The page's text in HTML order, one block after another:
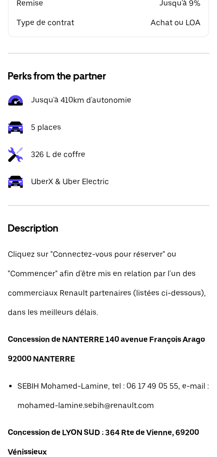
Remise Jusqu'à 9%
Type de contrat Achat ou LOA
Perks from the partner
Jusqu'à 410km d'autonomie
5 places
326 L de coffre
UberX & Uber Electric
Description
Cliquez sur "Connectez-vous pour réserver" ou
"Commencer" afin d'être mis en relation par l'un des
commerciaux Renault partenaires (listées ci-dessous),
dans les meilleurs délais.
Concession de NANTERRE 140 avenue François Arago
92000 NANTERRE
SEBIH Mohamed-Lamine, tel : 06 17 49 05 55, e-mail :
mohamed-lamine.sebih@renault.com
Concession de LYON SUD : 364 Rte de Vienne, 69200
Vénissieux